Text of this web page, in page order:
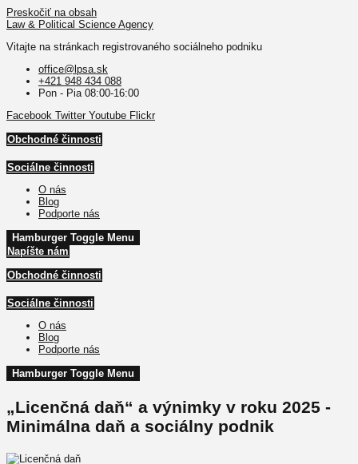
Preskočiť na obsah
Law & Political Science Agency
Vitajte na stránkach registrovaného sociálneho podniku
office@lpsa.sk
+421 948 434 088
Pon - Pia 08:00-16:00
Facebook Twitter Youtube Flickr
Obchodné činnosti
Sociálne činnosti
O nás
Blog
Podporte nás
Hamburger Toggle Menu
Napíšte nám
Obchodné činnosti
Sociálne činnosti
O nás
Blog
Podporte nás
Hamburger Toggle Menu
„Licenčná daň“ a výnimky v roku 2025 -
Minimálna daň a sociálny podnik